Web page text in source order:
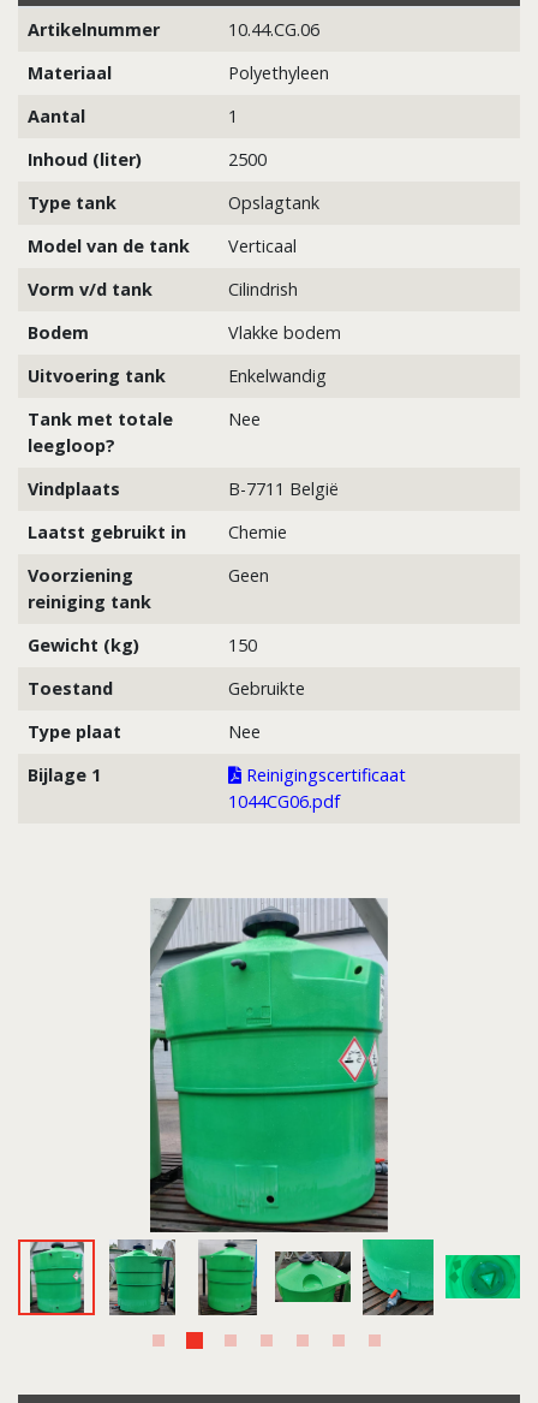
Artikelnummer
10.44.CG.06
Materiaal
Polyethyleen
Aantal
1
Inhoud (liter)
2500
Type tank
Opslagtank
Model van de tank
Verticaal
Vorm v/d tank
Cilindrish
Bodem
Vlakke bodem
Uitvoering tank
Enkelwandig
Tank met totale
leegloop?
Nee
Vindplaats
B-7711 België
Laatst gebruikt in
Chemie
Voorziening
reiniging tank
Geen
Gewicht (kg)
150
Toestand
Gebruikte
Type plaat
Nee
Bijlage 1
Reinigingscertificaat
1044CG06.pdf